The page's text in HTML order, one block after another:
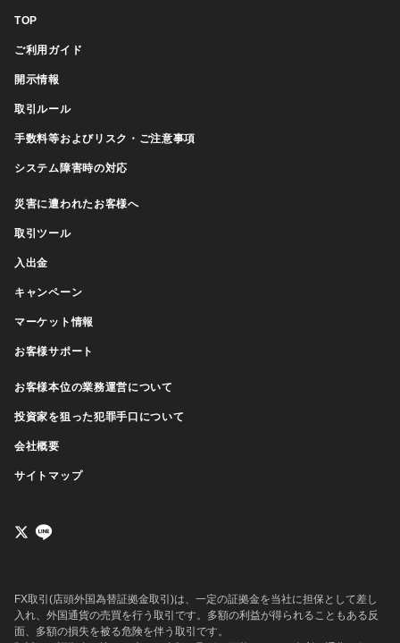
TOP
ご利用ガイド
開示情報
取引ルール
手数料等およびリスク・ご注意事項
システム障害時の対応
災害に遭われたお客様へ
取引ツール
入出金
キャンペーン
マーケット情報
お客様サポート
お客様本位の業務運営について
投資家を狙った犯罪手口について
会社概要
サイトマップ
FX取引(店頭外国為替証拠金取引)は、一定の証拠金を当社に担保として差し
入れ、外国通貨の売買を行う取引です。多額の利益が得られることもある反
面、多額の損失を被る危険を伴う取引です。